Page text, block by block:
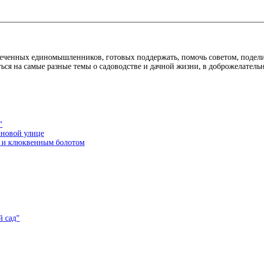
единомышленников, готовых поддержать, помочь советом,
на самые разные темы о садоводстве и дачной жизни, в
улице
и клюквенным болотом
сад"